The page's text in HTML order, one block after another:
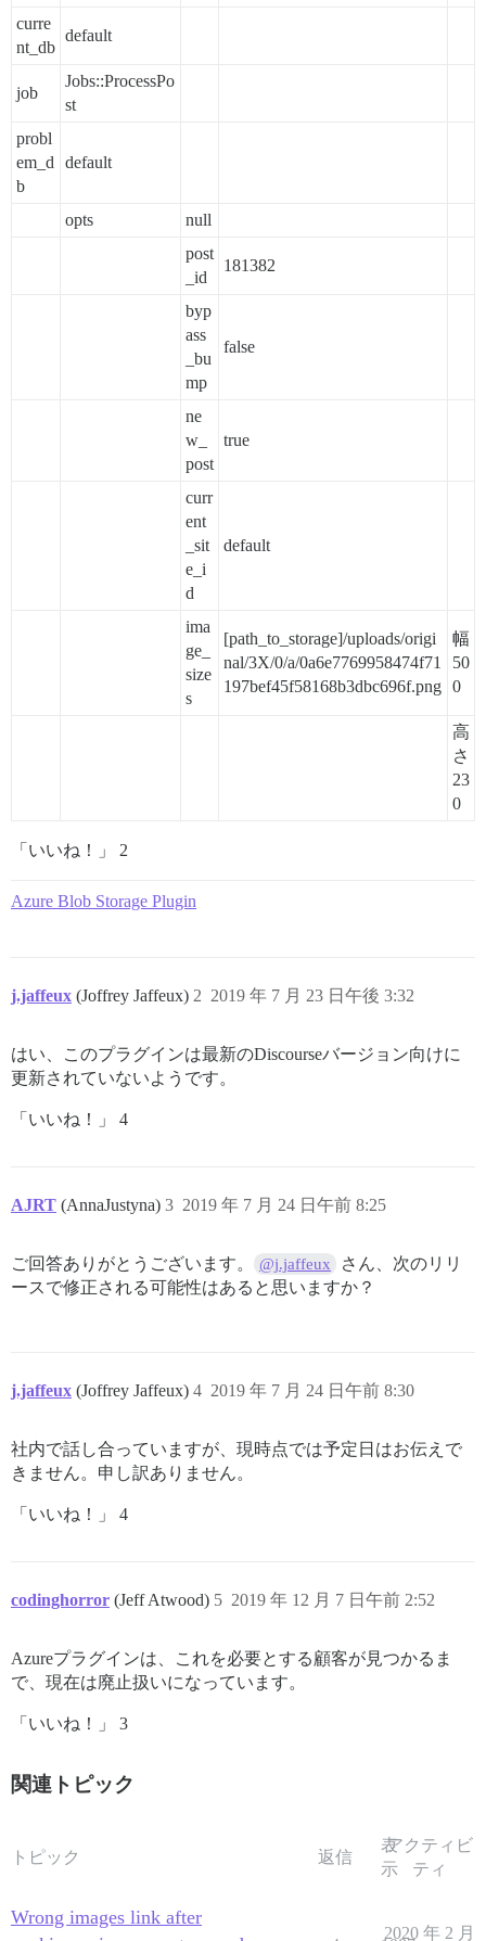
/var/www/discourse/vendor/bundle/ruby/2.6.0/
curre
nt_db
default
job
Jobs::ProcessPo
st
probl
em_d
b
default
opts
null
post
_id
181382
byp
ass
_bu
mp
false
ne
w_
post
true
curr
ent
_sit
e_i
d
default
ima
ge_
size
s
[path_to_storage]/uploads/origi
nal/3X/0/a/0a6e7769958474f71
197bef45f58168b3dbc696f.png
幅
50
0
高
さ
23
0
「いいね！」 2
Azure Blob Storage Plugin
j.jaffeux (Joffrey Jaffeux) 2019 年 7 月 23 日午後 3:32
2
はい、このプラグインは最新のDiscourseバージョン向けに
更新されていないようです。
「いいね！」 4
AJRT (AnnaJustyna) 2019 年 7 月 24 日午前 8:25
3
ご回答ありがとうございます。 @j.jaffeux
さん、次のリリ
ースで修正される可能性はあると思いますか？
j.jaffeux (Joffrey Jaffeux) 2019 年 7 月 24 日午前 8:30
4
社内で話し合っていますが、現時点では予定日はお伝えで
きません。申し訳ありません。
「いいね！」 4
codinghorror (Jeff Atwood) 2019 年 12 月 7 日午前 2:52
5
Azureプラグインは、これを必要とする顧客が見つかるま
で、現在は廃止扱いになっています。
「いいね！」 3
関連トピック
トピック 返信
表
示
アクティビ
ティ
Wrong images link after
2020 年 2 月